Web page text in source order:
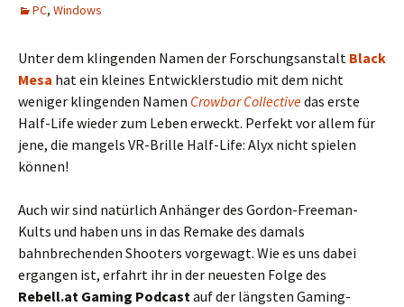
PC, Windows
Unter dem klingenden Namen der Forschungsanstalt Black
Mesa hat ein kleines Entwicklerstudio mit dem nicht
weniger klingenden Namen Crowbar Collectivedas erste
Half-Life wieder zum Leben erweckt. Perfekt vor allem für
jene, die mangels VR-Brille Half-Life: Alyx nicht spielen
können!
Auch wir sind natürlich Anhänger des Gordon-Freeman-
Kults und haben uns in das Remake des damals
bahnbrechenden Shooters vorgewagt. Wie es uns dabei
ergangen ist, erfahrt ihr in der neuesten Folge des
Rebell.at Gaming Podcastauf der längsten Gaming-